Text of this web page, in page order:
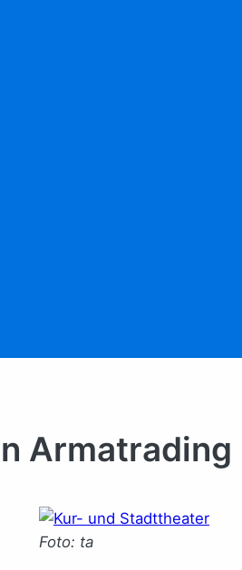
Armatrading
Foto: ta